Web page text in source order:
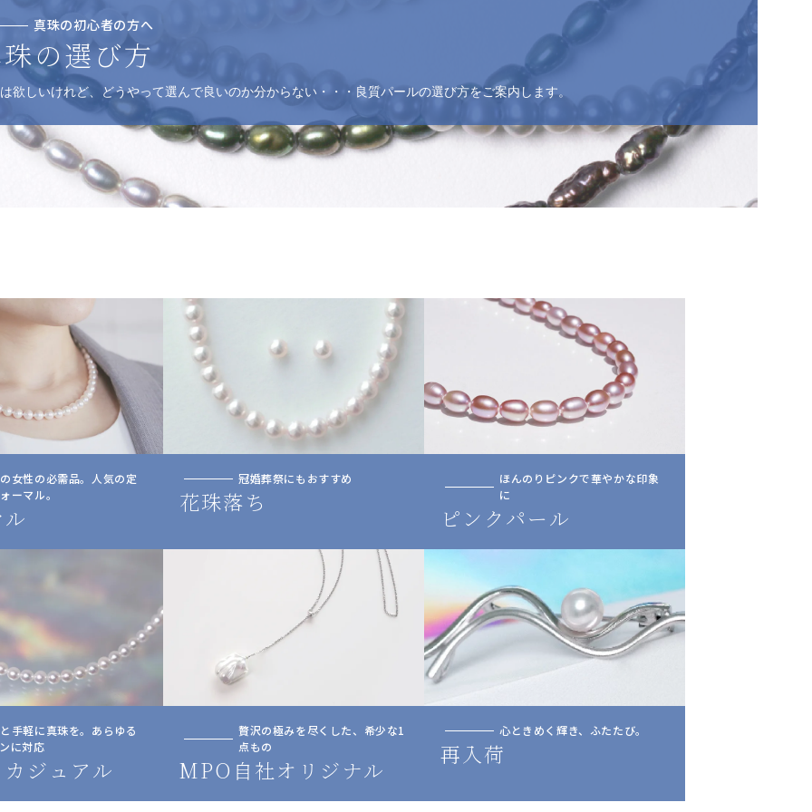
真珠の初心者の方へ
の選び方
欲しいけれど、どうやって選んで良いのか分からない・・・良質パールの選び方をご案内します。
女性の必需品。人気の定
ーマル。
冠婚葬祭にもおすすめ
花珠落ち
ほんのりピンクで華やかな印象
に
ピンクパール
手軽に真珠を。あらゆる
に対応
ジュアル
贅沢の極みを尽くした、希少な1
点もの
MPO自社オリジナル
心ときめく輝き、ふたたび。
再入荷